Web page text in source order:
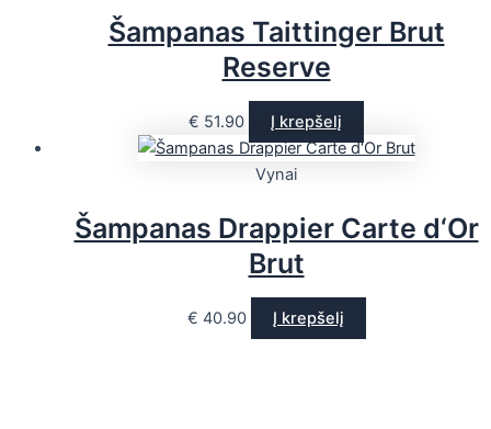
Šampanas Taittinger Brut
Reserve
€ 51.90 Į krepšelį
Vynai
Šampanas Drappier Carte d‘Or
Brut
€ 40.90 Į krepšelį